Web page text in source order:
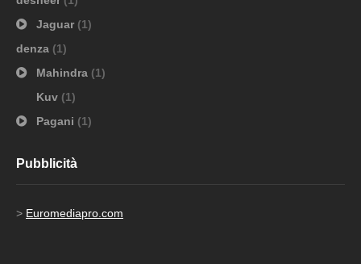
Jaguar (1)
denza (1)
Mahindra (1)
Kuv (1)
Pagani (1)
Pubblicità
> Euromediapro.com